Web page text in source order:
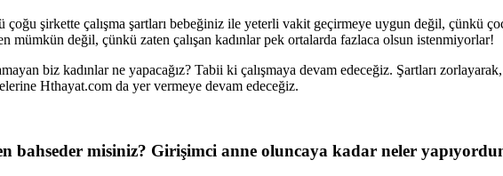
şirkette çalışma şartları bebeğiniz ile yeterli vakit geçirmeye uygun değil, çünkü
mümkün değil, çünkü zaten çalışan kadınlar pek ortalarda fazlaca olsun istenmiyorlar!
biz kadınlar ne yapacağız? Tabii ki çalışmaya devam edeceğiz. Şartları
Hthayat.com da yer vermeye devam edeceğiz.
bahseder misiniz? Girişimci anne oluncaya kadar neler